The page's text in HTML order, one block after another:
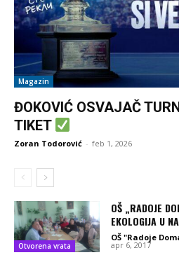
Magazin
ĐOKOVIĆ OSVAJAČ
TIKET
Zoran Todorović - feb 1, 2026
Otvorena vrata
OŠ „RADOJE
EKOLOGIJA U
OŠ "Radoje
apr 6, 2017